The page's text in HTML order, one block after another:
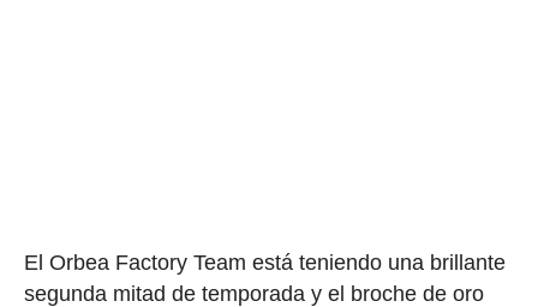
El Orbea Factory Team está teniendo una brillante
segunda mitad de temporada y el broche de oro